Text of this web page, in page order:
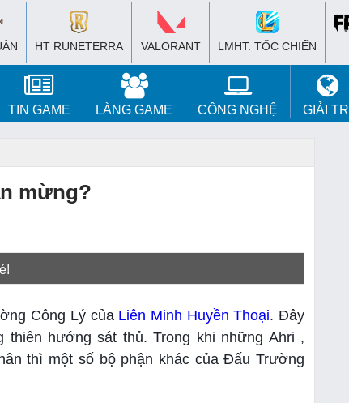
HT RUNETERRA VALORANT LMHT: TỐC CHIẾN
TIN GAME LÀNG GAME CÔNG NGHỆ GIẢI TRÍ
mừng?
Công Lý của Liên Minh Huyền Thoại. Đây
thiên hướng sát thủ. Trong khi những Ahri ,
thì một số bộ phận khác của Đấu Trường